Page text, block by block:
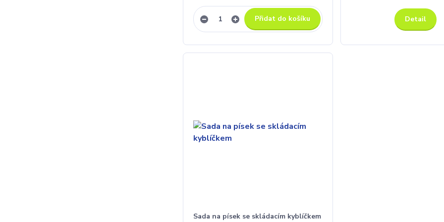
Přidat do košíku Detail
Sada na písek se skládacím kyblíčkem